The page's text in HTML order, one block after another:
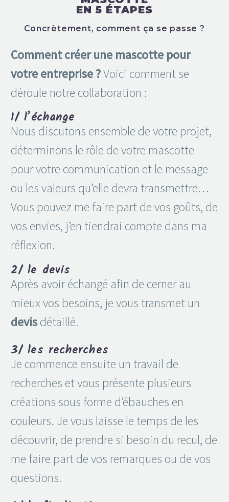
EN 5 ÉTAPES
Concrètement, comment ça se passe ?
Comment créer une mascotte pour
votre entreprise ?Voici comment se
déroule notre collaboration :
1/ l’échange
Nous discutons ensemble de votre projet,
déterminons le rôle de votre mascotte
pour votre communication et le message
ou les valeurs qu’elle devra transmettre…
Vous pouvez me faire part de vos goûts, de
vos envies, j’en tiendrai compte dans ma
réflexion.
2/ le devis
Après avoir échangé afin de cerner au
mieux vos besoins, je vous transmet un
devisdétaillé.
3/ les recherches
Je commence ensuite un travail de
recherches et vous présente plusieurs
créations sous forme d’ébauches en
couleurs. Je vous laisse le temps de les
découvrir, de prendre si besoin du recul, de
me faire part de vos remarques ou de vos
questions.